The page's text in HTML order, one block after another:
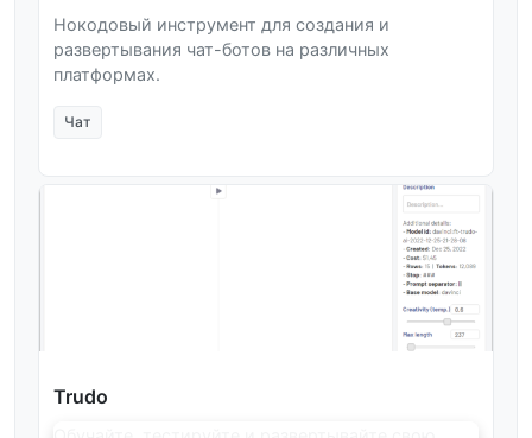
Нокодовый инструмент для создания и
развертывания чат-ботов на различных
платформах.
Чат
Trudo